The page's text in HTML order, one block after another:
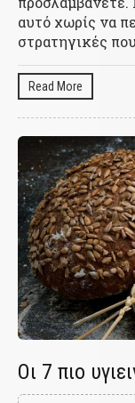
αυτό χωρίς να
στρατηγικές
Read More
Οι 7 πιο